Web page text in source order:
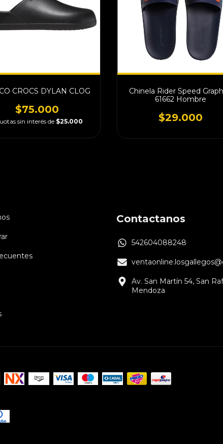
CROCS DYLAN CLOG
$75.000
sin interés de $25.000
Chinela Rider Speed
61662 Hombre
$29.000
Contactanos
542604088248
Av. San Martín 54, San
Mendoza